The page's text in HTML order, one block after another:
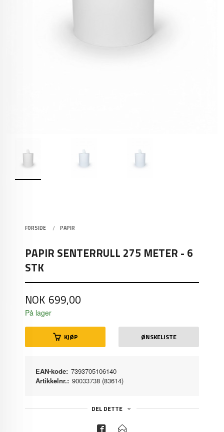
FORSIDE PAPIR
PAPIR SENTERRULL 275 METER - 6
STK
Pris
NOK 699,00
På lager
KJØP ØNSKELISTE
EAN-kode: 7393705106140
Artikkelnr.: 90033738 (83614)
DEL DETTE